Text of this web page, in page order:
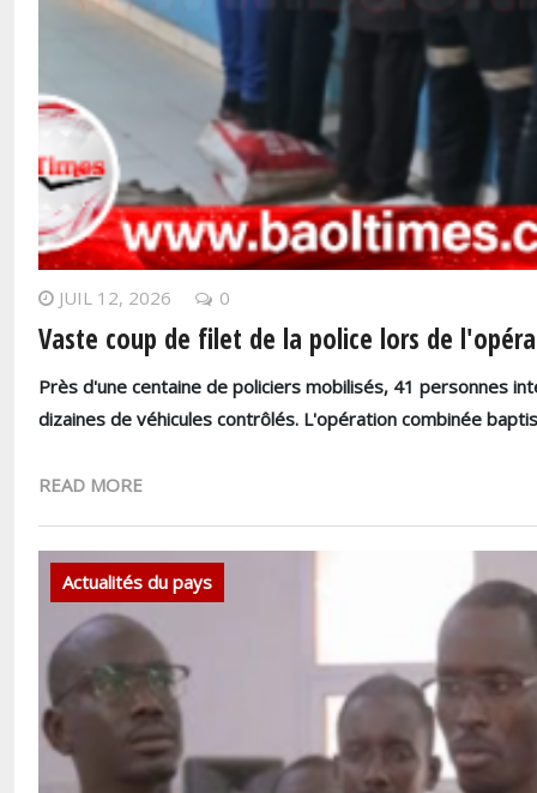
JUIL 12, 2026 0
Vaste coup de filet de la police lors de
Près d'une centaine de policiers mobilisés, 41 personnes
dizaines de véhicules contrôlés. L'opération combinée
READ MORE
Actualités du pays